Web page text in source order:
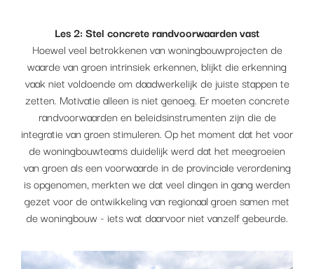
Les 2: Stel concrete randvoorwaarden vast
Hoewel veel betrokkenen van woningbouwprojecten de
waarde van groen intrinsiek erkennen, blijkt die erkenning
vaak niet voldoende om daadwerkelijk de juiste stappen te
zetten. Motivatie alleen is niet genoeg. Er moeten concrete
randvoorwaarden en beleidsinstrumenten zijn die de
integratie van groen stimuleren. Op het moment dat het voor
de woningbouwteams duidelijk werd dat het meegroeien
van groen als een voorwaarde in de provinciale verordening
is opgenomen, merkten we dat veel dingen in gang werden
gezet voor de ontwikkeling van regionaal groen samen met
de woningbouw - iets wat daarvoor niet vanzelf gebeurde.